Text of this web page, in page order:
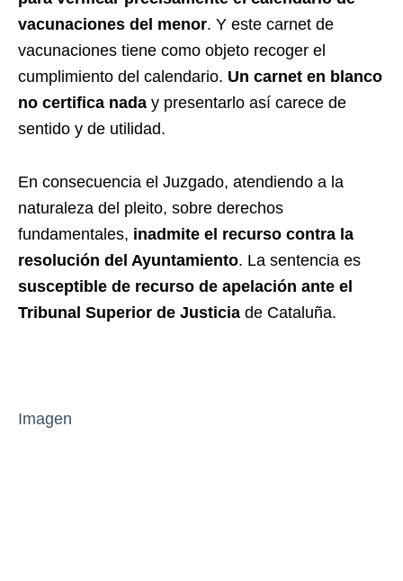
vacunaciones del menor. Y este carnet de
vacunaciones tiene como objeto recoger el
cumplimiento del calendario. Un carnet en blanco
no certifica nada y presentarlo así carece de
sentido y de utilidad.
En consecuencia el Juzgado, atendiendo a la
naturaleza del pleito, sobre derechos
fundamentales, inadmite el recurso contra la
resolución del Ayuntamiento. La sentencia es
susceptible de recurso de apelación ante el
Tribunal Superior de Justicia de Cataluña.
Imagen